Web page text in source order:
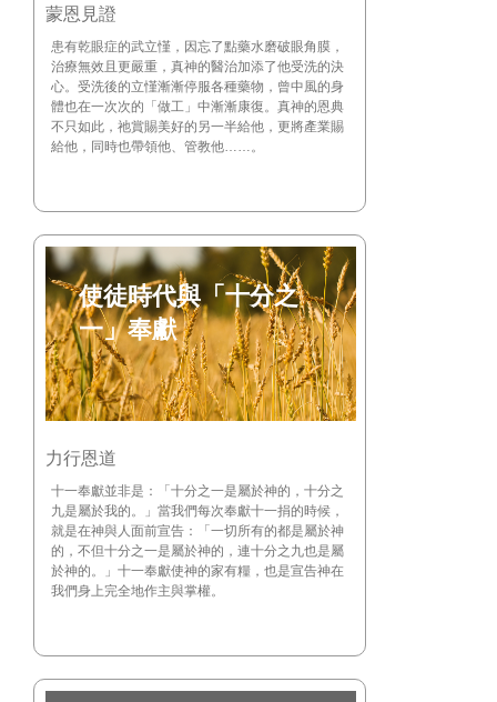
蒙恩見證
​患有乾眼症的武立慬，因忘了點藥水磨破眼角膜，
治療無效且更嚴重，真神的醫治加添了他受洗的決
心。受洗後的立慬漸漸停服各種藥物，曾中風的身
體也在一次次的「做工」中漸漸康復。真神的恩典
不只如此，祂賞賜美好的另一半給他，更將產業賜
給他，同時也帶領他、管教他……。
使徒時代與「十分之
一」奉獻
力行恩道
十一奉獻並非是：「十分之一是屬於神的，十分之
九是屬於我的。」當我們每次奉獻十一捐的時候，
就是在神與人面前宣告：「一切所有的都是屬於神
的，不但十分之一是屬於神的，連十分之九也是屬
於神的。」十一奉獻使神的家有糧，也是宣告神在
我們身上完全地作主與掌權。